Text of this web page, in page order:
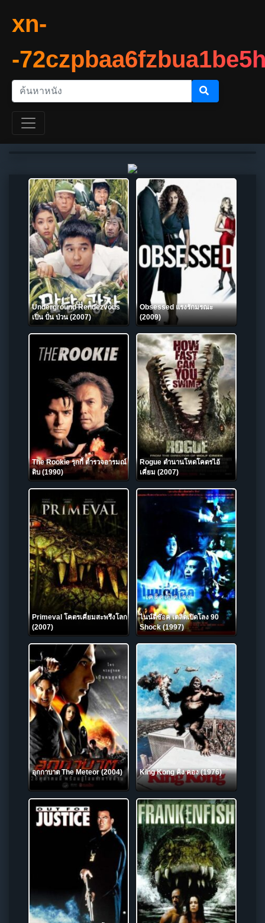
xn-
-
Underground Rendezvous
เปิ่น ปั่น ป่วน (2007)
Obsessed แรงรักมรณะ
(2009)
The Rookie รุกกี้ ตำรวจอารมณ์
ดิบ (1990)
Rogue ตำนานโหดโคตรไอ้
เคี่ยม (2007)
Primeval โคตรเคี่ยมสะพรึงโลก
(2007)
ไนน์ตี้ช๊อค เตลิดเปิดโลง 90
Shock (1997)
อุกกาบาต The Meteor (2004) King Kong คิง คอง (1976)